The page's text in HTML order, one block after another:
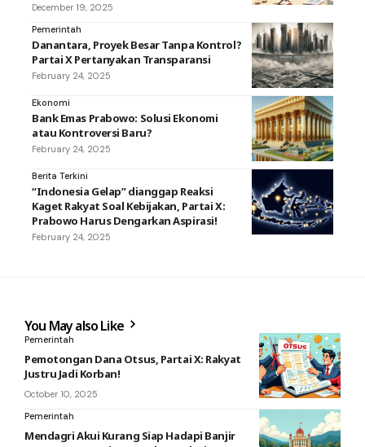
December 19, 2025
Pemerintah
Danantara, Proyek Besar Tanpa Kontrol?
Partai X Pertanyakan Transparansi
February 24, 2025
Ekonomi
Bank Emas Prabowo: Solusi Ekonomi
atau Kontroversi Baru?
February 24, 2025
Berita Terkini
“Indonesia Gelap” dianggap Reaksi
Kaget Rakyat Soal Kebijakan, Partai X:
Prabowo Harus Dengarkan Aspirasi!
February 24, 2025
You May also Like
Pemerintah
Pemotongan Dana Otsus, Partai X: Rakyat
Justru Jadi Korban!
October 10, 2025
Pemerintah
Mendagri Akui Kurang Siap Hadapi Banjir